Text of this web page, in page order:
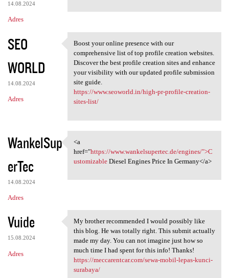
14.08.2024
Adres
SEO
WORLD
14.08.2024
Adres
Boost your online presence
Boost your online presence with our
comprehensive list of top profile creation websites.
Discover the best profile creation sites and enhance
your visibility with our updated profile submission
site guide.
https://www.seoworld.in/high-pr-profile-creation-
sites-list/
WankelSup
erTec
14.08.2024
Adres
<a href="https://www
<a
href="https://www.wankelsupertec.de/engines/">C
ustomizableDiesel Engines Price In Germany</a>
Vuide
15.08.2024
Adres
My brother recommended I
My brother recommended I would possibly like
this blog. He was totally right. This submit actually
made my day. You can not imagine just how so
much time I had spent for this info! Thanks!
https://meccarentcar.com/sewa-mobil-lepas-kunci-
surabaya/